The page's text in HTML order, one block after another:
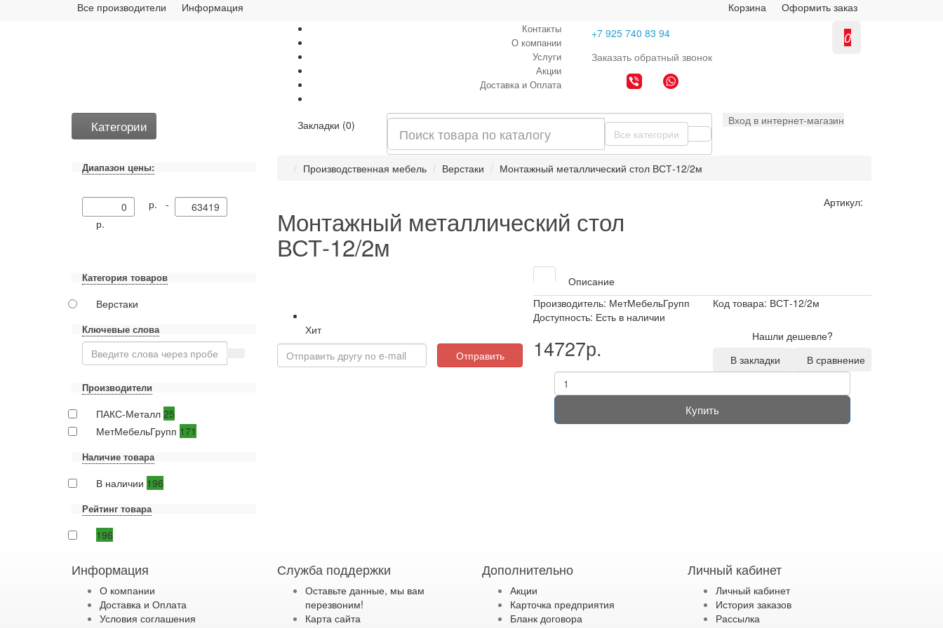
Корзина Оформить заказ
Все производители Информация
Контакты
О компании
Услуги
Акции
Доставка и Оплата
+7 925 740 83 94
Заказать обратный звонок
0
Категории Закладки (0)
Все категории
Вход в интернет-магазин
Диапазон цены:
р. -
р.
Категория товаров
Верстаки
Ключевые слова
Производители
ПАКС-Металл 25
МетМебельГрупп 171
Наличие товара
В наличии 196
Рейтинг товара
196
Производственная мебель Верстаки Монтажный металлический стол ВСТ-12/2м
Монтажный металлический стол
ВСТ-12/2м
Артикул:
Хит
Отправить
Описание
Производитель: МетМебельГрупп
Код товара: ВСТ-12/2м
Доступность: Есть в наличии
14727р.
Нашли дешевле?
В закладки
В сравнение
Купить
Информация
О компании
Доставка и Оплата
Условия соглашения
Служба поддержки
Оставьте данные, мы вам
перезвоним!
Карта сайта
Дополнительно
Акции
Карточка предприятия
Бланк договора
Личный кабинет
Личный кабинет
История заказов
Рассылка